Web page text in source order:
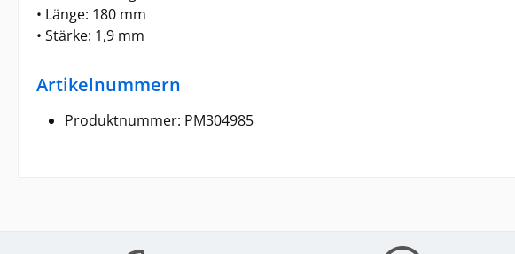
• Länge: 180 mm
• Stärke: 1,9 mm
Artikelnummern
Produktnummer: PM304985